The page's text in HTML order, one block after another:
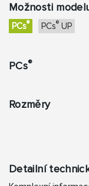
Možnosti
PCs® PCs® UP
PCs®
Rozměry
Detailní